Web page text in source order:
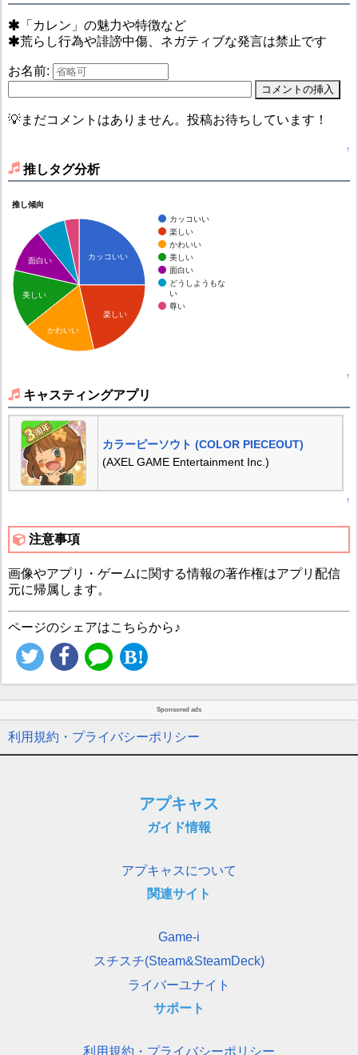
「カレン」の魅力や特徴など
荒らし行為や誹謗中傷、ネガティブな発言は禁止です
お名前:
💡まだコメントはありません。投稿お待ちしています！
↑
推しタグ分析
推し傾向
カッコいい
楽しい
かわいい
美しい
面白い
どうしようもな
い
尊い
カッコいい
楽しい
面白い
美しい
かわいい
↑
キャスティングアプリ
カラーピーソウト (COLOR PIECEOUT)
(AXEL GAME Entertainment Inc.)
↑
注意事項
画像やアプリ・ゲームに関する情報の著作権はアプリ配信
元に帰属します。
ページのシェアはこちらから♪
Sponsored ads
利用規約・プライバシーポリシー
アプキャス
ガイド情報
アプキャスについて
関連サイト
Game-i
スチスチ(Steam&SteamDeck)
ライバーユナイト
サポート
利用規約・プライバシーポリシー